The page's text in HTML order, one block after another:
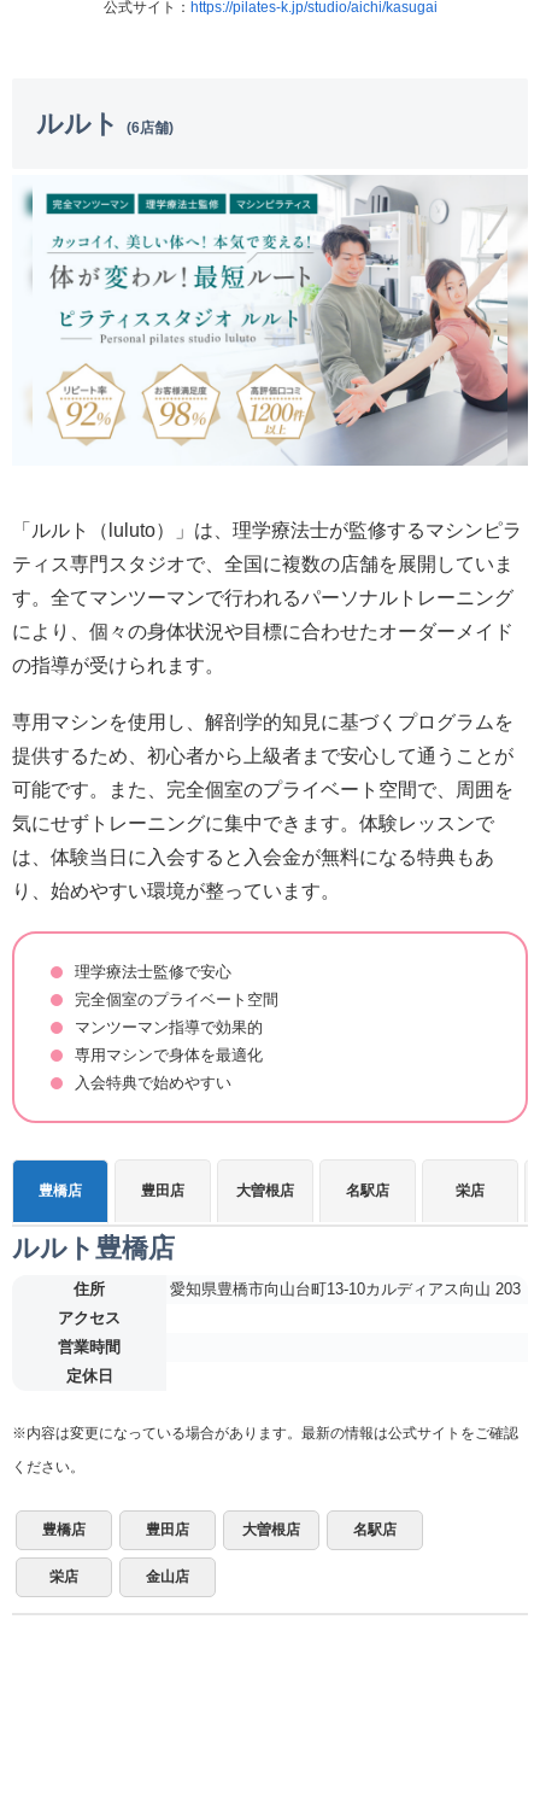
公式サイト： https://pilates-k.jp/studio/aichi/kasugai
ルルト (6店舗)
「ルルト（luluto）」は、理学療法士が監修するマシンピラ
ティス専門スタジオで、全国に複数の店舗を展開していま
す。全てマンツーマンで行われるパーソナルトレーニング
により、個々の身体状況や目標に合わせたオーダーメイド
の指導が受けられます。
専用マシンを使用し、解剖学的知見に基づくプログラムを
提供するため、初心者から上級者まで安心して通うことが
可能です。また、完全個室のプライベート空間で、周囲を
気にせずトレーニングに集中できます。体験レッスンで
は、体験当日に入会すると入会金が無料になる特典もあ
り、始めやすい環境が整っています。
理学療法士監修で安心
完全個室のプライベート空間
マンツーマン指導で効果的
専用マシンで身体を最適化
入会特典で始めやすい
豊橋店 豊田店 大曽根店 名駅店 栄店
ルルト豊橋店
住所
愛知県豊橋市向山台町13-10カルディアス向山 203
アクセス
営業時間
定休日
※内容は変更になっている場合があります。最新の情報は公式サイトをご確認
ください。
豊橋店 豊田店 大曽根店 名駅店
栄店 金山店